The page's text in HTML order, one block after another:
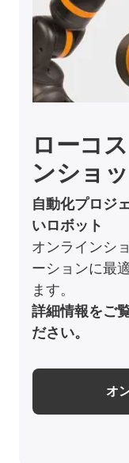
ローコ
ンショ
自動化プロジ
いロボット
オンラインシ
ーションに最
ます。
詳細情報をご
ださい。
オ